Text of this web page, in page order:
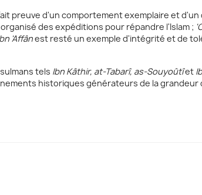
preuve d'un comportement exemplaire et
des expéditions pour répandre l'Islam ;
'Affânest resté un exemple d'intégrité et de
tels Ibn Kâthir, at-Tabarî, as-Souyoûtîet
historiques générateurs de la grandeur